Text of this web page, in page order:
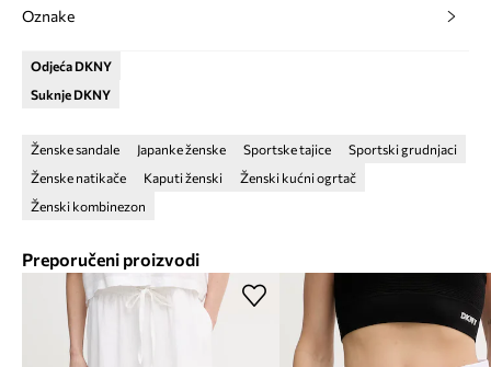
Oznake
Odjeća DKNY
Suknje DKNY
Ženske sandale Japanke ženske Sportske tajice
Sportski grudnjaci
Ženske natikače
Kaputi ženski
Ženski kućni ogrtač
Ženski kombinezon
Preporučeni proizvodi